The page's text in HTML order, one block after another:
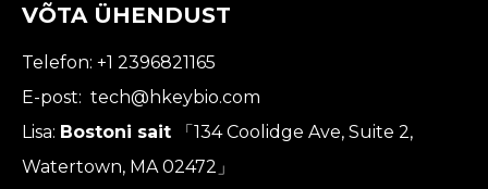
VÕTA ÜHENDUST
Telefon: +1 2396821165
E-post: tech@hkeybio.com
Lisa: Bostoni sait
「134 Coolidge Ave, Suite 2,
Watertown, MA 02472」